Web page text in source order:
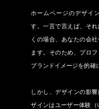
ホームページのデザイ
す。一言で言えば、そ
くの場合、あなたの会
ます。そのため、プロ
ブランドイメージを的確
しかし、デザインの影
ザインはユーザー体験